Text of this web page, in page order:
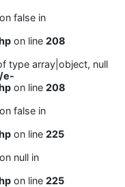
false in
on line 208
type array|object, null
e-
on line 208
false in
on line 225
null in
on line 225